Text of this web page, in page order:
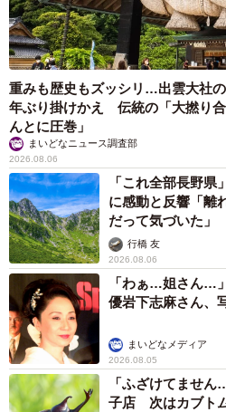
重みも歴史もズッシリ…出雲大社
年ぶり掛けかえ 伝統の「大撚り
んとに圧巻」
まいどなニュース調査部
2026.08.06
「これ全部長野県
に感動と反響「離
だって気づいた」
行橋 友
2026.08.06
「わぁ…姐さん…
優岩下志麻さん、
まいどなメディア
2026.08.05
「ふざけてませ
子店 次はカブト